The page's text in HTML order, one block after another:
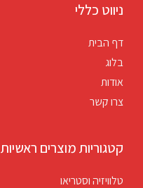
ניווט כללי
דף הבית
בלוג
אודות
צרו קשר
קטגוריות מוצרים ראשיות
טלוויזיה וסטריאו